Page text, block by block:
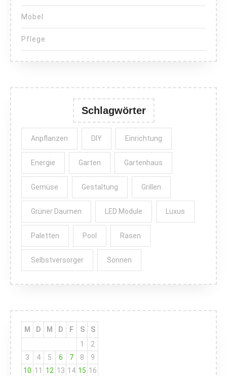
Möbel
Pflege
Schlagwörter
Anpflanzen DIY Einrichtung
Energie Garten Gartenhaus
Gemüse Gestaltung Grillen
Grüner Daumen LED Module Luxus
Paletten Pool Rasen
Selbstversorger Sonnen
M D M D F S
S
1
2
3
4 5 6 7 8
9
10 11 12 13 14 15 16